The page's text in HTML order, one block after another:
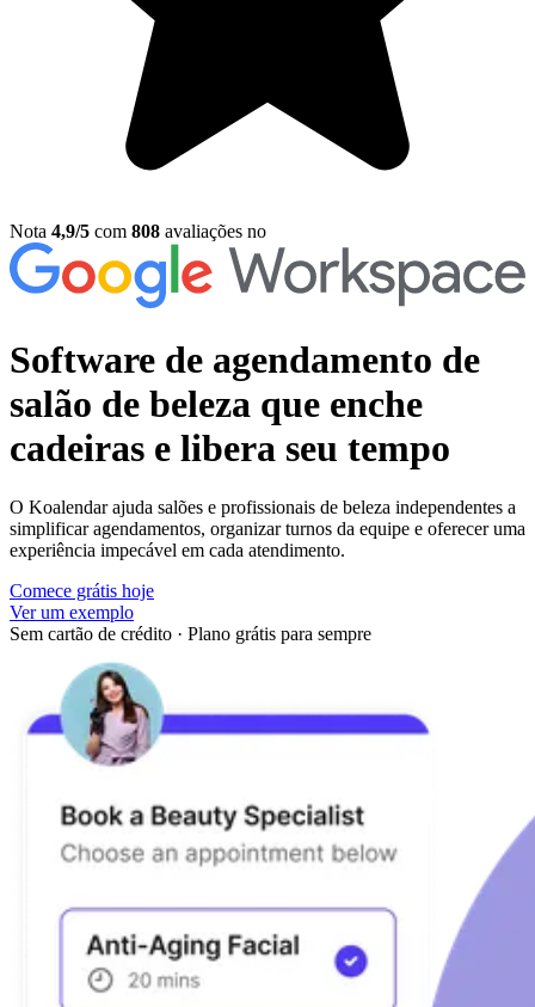
Nota 4,9/5 com 808 avaliações no
Software de agendamento de
salão de beleza que enche
cadeiras e libera seu tempo
O Koalendar ajuda salões e profissionais de beleza independentes a
simplificar agendamentos, organizar turnos da equipe e oferecer uma
experiência impecável em cada atendimento.
Comece grátis hoje
Ver um exemplo
Sem cartão de crédito · Plano grátis para sempre